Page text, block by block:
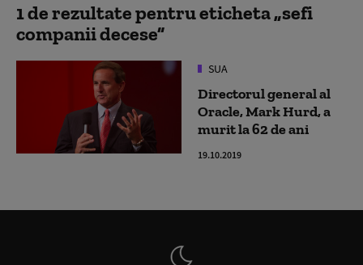
1 de rezultate pentru eticheta sefi
companii decese
SUA
Directorul general al
Oracle, Mark Hurd, a
murit la 62 de ani
19.10.2019